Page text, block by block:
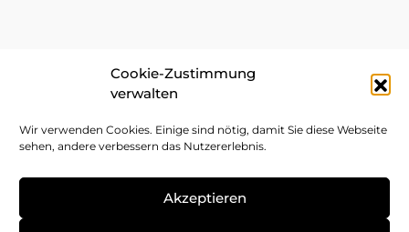
Cookie-Zustimmung
verwalten
Wir verwenden Cookies. Einige sind nötig, damit Sie diese Webseite
sehen, andere verbessern das Nutzererlebnis.
Akzeptieren